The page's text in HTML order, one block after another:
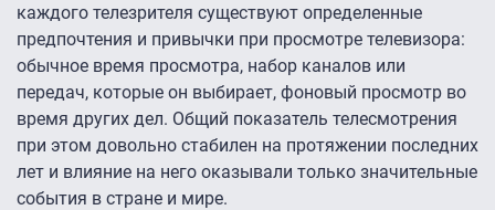
каждого телезрителя существуют определенные
предпочтения и привычки при просмотре телевизора:
обычное время просмотра, набор каналов или
передач, которые он выбирает, фоновый просмотр во
время других дел. Общий показатель телесмотрения
при этом довольно стабилен на протяжении последних
лет и влияние на него оказывали только значительные
события в стране и мире.